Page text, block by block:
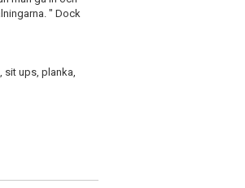
" Dock
sit ups, planka,